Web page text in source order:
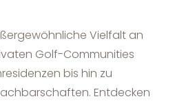
Vielfalt an
Golf-Communities
bis hin zu
Entdecken